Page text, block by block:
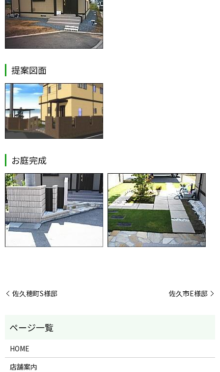
提案図面
お庭完成
佐久穂町S様邸 佐久市E様邸
HOME
店舗案内